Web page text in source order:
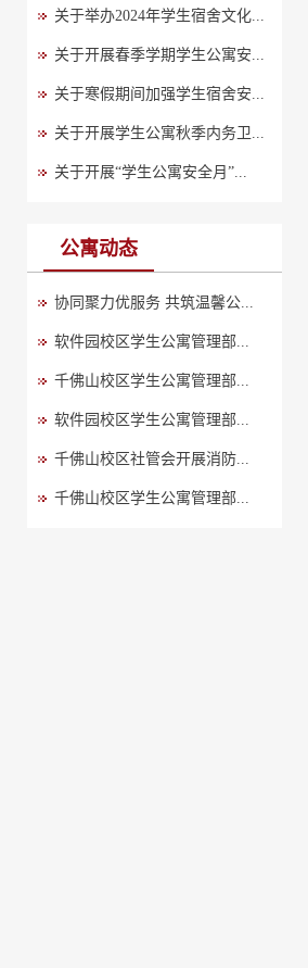
关于举办2024年学生宿舍文化...
关于开展春季学期学生公寓安...
关于寒假期间加强学生宿舍安...
关于开展学生公寓秋季内务卫...
关于开展“学生公寓安全月”...
公寓动态
协同聚力优服务 共筑温馨公...
软件园校区学生公寓管理部...
千佛山校区学生公寓管理部...
软件园校区学生公寓管理部...
千佛山校区社管会开展消防...
千佛山校区学生公寓管理部...